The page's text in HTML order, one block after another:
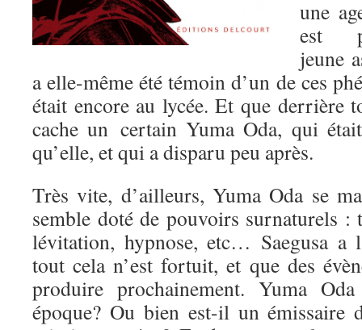
une
est
jeune
a elle-même été témoin d’un de ces
était encore au lycée. Et que derrière
cache un certain Yuma Oda, qui
qu’elle, et qui a disparu peu après.
Très vite, d’ailleurs, Yuma Oda se
semble doté de pouvoirs surnaturels
lévitation, hypnose, etc… Saegusa a
tout cela n’est fortuit, et que des
produire prochainement. Yuma
époque? Ou bien est-il un émissaire